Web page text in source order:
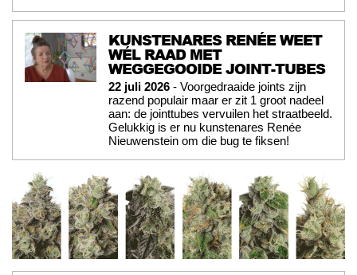
KUNSTENARES RENÉE WEET
WÉL RAAD MET
WEGGEGOOIDE JOINT-TUBES
22 juli 2026 - Voorgedraaide joints zijn
razend populair maar er zit 1 groot nadeel
aan: de jointtubes vervuilen het straatbeeld.
Gelukkig is er nu kunstenares Renée
Nieuwenstein om die bug te fiksen!